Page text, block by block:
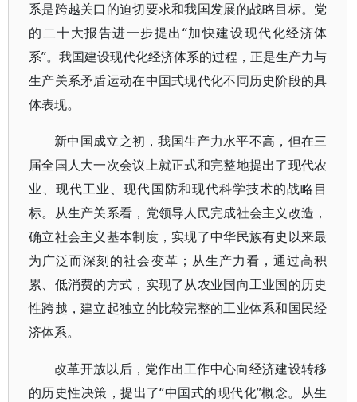
系是跨越关口的迫切要求和我国发展的战略目标。党
的二十大报告进一步提出“加快建设现代化经济体
系”。我国建设现代化经济体系的过程，正是生产力与
生产关系矛盾运动在中国式现代化不同历史阶段的具
体表现。
新中国成立之初，我国生产力水平不高，但在三
届全国人大一次会议上就正式和完整地提出了现代农
业、现代工业、现代国防和现代科学技术的战略目
标。从生产关系看，党领导人民完成社会主义改造，
确立社会主义基本制度，实现了中华民族有史以来最
为广泛而深刻的社会变革；从生产力看，通过高积
累、低消费的方式，实现了从农业国向工业国的历史
性跨越，建立起独立的比较完整的工业体系和国民经
济体系。
改革开放以后，党作出工作中心向经济建设转移
的历史性决策，提出了“中国式的现代化”概念。从生